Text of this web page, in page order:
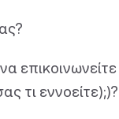
τι εννοείτε);)?